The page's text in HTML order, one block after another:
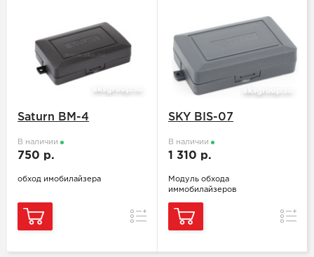
Saturn BM-4
В наличии
750 р.
обход имобилайзера
Сравнение
SKY BIS-07
В наличии
1 310 р.
Модуль обхода
иммобилайзеров